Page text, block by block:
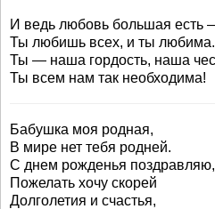
И ведь любовь большая есть
Ты любишь всех, и ты любима.
Ты — наша гордость, наша
Ты всем нам так необходима!
Бабушка моя родная,
В мире нет тебя родней.
С днем рожденья поздравляю,
Пожелать хочу скорей
Долголетия и счастья,